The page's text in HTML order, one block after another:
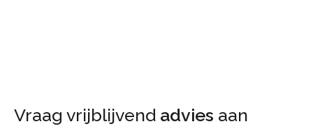
Vraag vrijblijvend advies aan​